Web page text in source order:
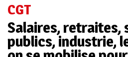
CGT
Salaires, retraites,
publics, industrie,